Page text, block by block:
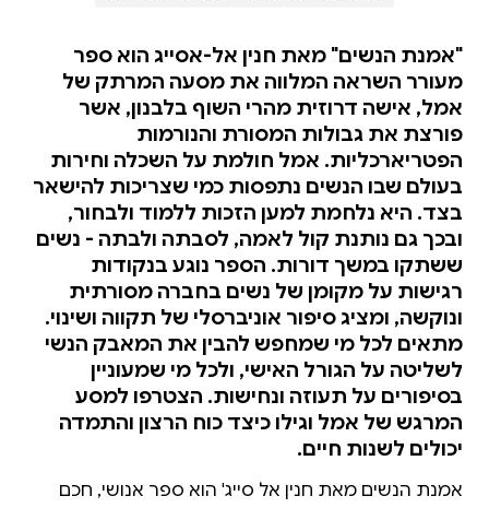
"אמנת הנשים" מאת חנין אל-אסייג הוא ספר
מעורר השראה המלווה את מסעה המרתק של
אמל, אישה דרוזית מהרי השוף בלבנון, אשר
פורצת את גבולות המסורת והנורמות
הפטריארכליות. אמל חולמת על השכלה וחירות
בעולם שבו הנשים נתפסות כמי שצריכות להישאר
בצד. היא נלחמת למען הזכות ללמוד ולבחור,
ובכך גם נותנת קול לאמה, לסבתה ולבתה - נשים
ששתקו במשך דורות. הספר נוגע בנקודות
רגישות על מקומן של נשים בחברה מסורתית
ונוקשה, ומציג סיפור אוניברסלי של תקווה ושינוי.
מתאים לכל מי שמחפש להבין את המאבק הנשי
לשליטה על הגורל האישי, ולכל מי שמעוניין
בסיפורים על תעוזה ונחישות. הצטרפו למסע
המרגש של אמל וגילו כיצד כוח הרצון והתמדה
יכולים לשנות חיים.
אמנת הנשים מאת חנין אל סייג' הוא ספר אנושי, חכם